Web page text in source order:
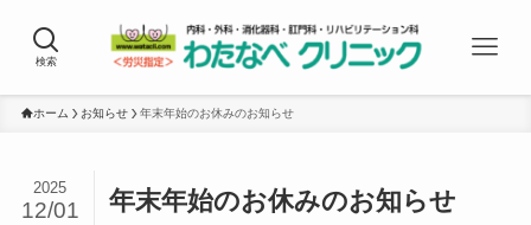
検索
ホーム お知らせ 年末年始のお休みのお知らせ
年末年始のお休みのお知らせ
2025
12/01